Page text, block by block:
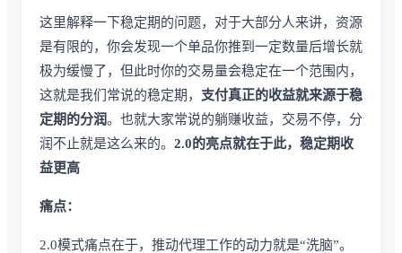
这里解释一下稳定期的问题，对于大部分人来讲，资源
是有限的，你会发现一个单品你推到一定数量后增长就
极为缓慢了，但此时你的交易量会稳定在一个范围内，
这就是我们常说的稳定期， 支付真正的收益就来源于稳
定期的分润。也就大家常说的躺赚收益，交易不停，分
润不止就是这么来的。 2.0的亮点就在于此，稳定期收
益更高
痛点：
2.0模式痛点在于，推动代理工作的动力就是“洗脑”。